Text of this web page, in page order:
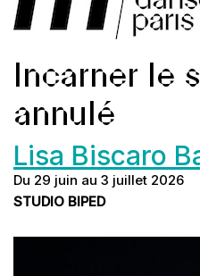
Incarner le
annulé
Lisa Biscaro
Du 29 juin au 3 juillet 2026
STUDIO BIPED